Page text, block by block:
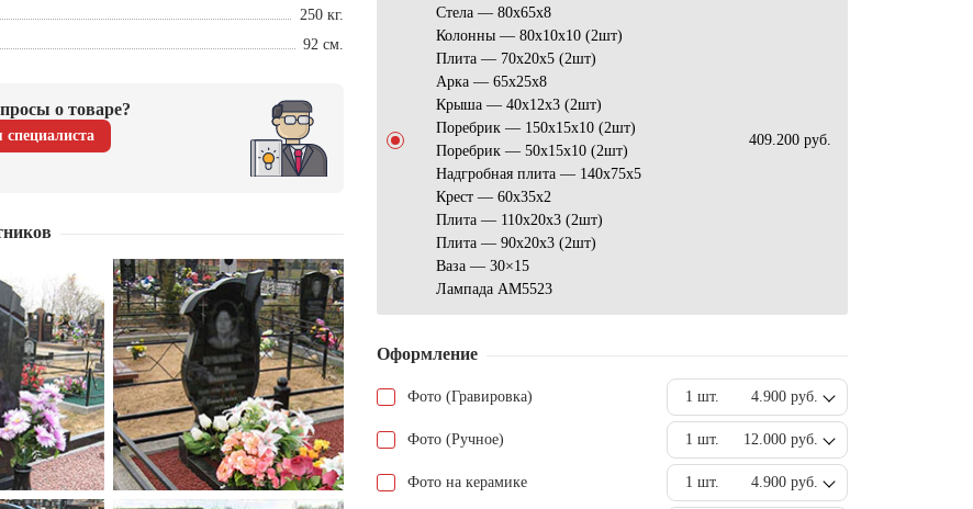
250 кг.
92 см.
о товаре?
специалиста
Стела — 80x65x8
Колонны — 80х10х10 (2шт)
Плита — 70x20x5 (2шт)
Арка — 65x25x8
Крыша — 40х12х3 (2шт)
Поребрик — 150х15х10 (2шт)
Поребрик — 50х15х10 (2шт)
Надгробная плита — 140x75x5
Крест — 60x35x2
Плита — 110х20х3 (2шт)
Плита — 90х20х3 (2шт)
Ваза — 30×15
Лампада AM5523
409.200 руб.
Оформление
Фото (Гравировка) 1 шт. 4.900 руб.
Фото (Ручное) 1 шт. 12.000 руб.
Фото на керамике 1 шт. 4.900 руб.